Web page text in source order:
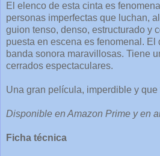
El elenco de esta cinta es
personas imperfectas que luchan,
guion tenso, denso, estructurado y
puesta en escena es fenomenal. El
banda sonora maravillosas. Tiene
cerrados espectaculares.
Una gran película, imperdible y que
Disponible en Amazon Prime y en
Ficha técnica